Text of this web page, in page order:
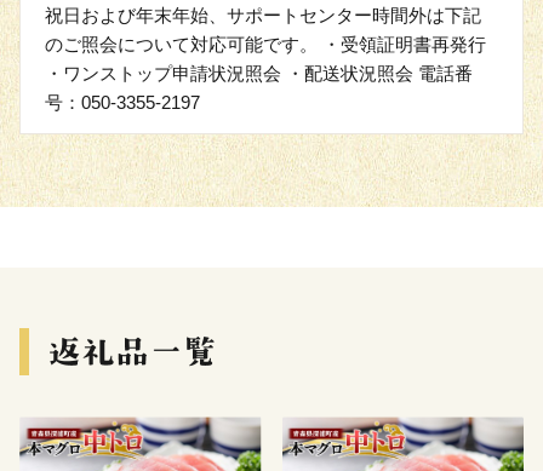
祝日および年末年始、サポートセンター時間外は下記
のご照会について対応可能です。 ・受領証明書再発行
・ワンストップ申請状況照会 ・配送状況照会 電話番
号：050-3355-2197